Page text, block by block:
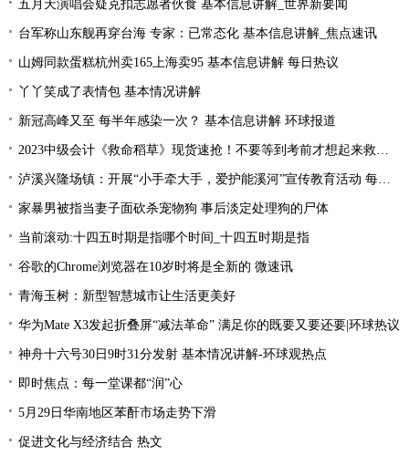
五月天演唱会疑克扣志愿者伙食 基本信息讲解_世界新要闻
台军称山东舰再穿台海 专家：已常态化 基本信息讲解_焦点速讯
山姆同款蛋糕杭州卖165上海卖95 基本信息讲解 每日热议
丫丫笑成了表情包 基本情况讲解
新冠高峰又至 每半年感染一次？ 基本信息讲解 环球报道
2023中级会计《救命稻草》现货速抢！不要等到考前才想起来救命稻草！
泸溪兴隆场镇：开展“小手牵大手，爱护能溪河”宣传教育活动 每日速读
家暴男被指当妻子面砍杀宠物狗 事后淡定处理狗的尸体
当前滚动:十四五时期是指哪个时间_十四五时期是指
谷歌的Chrome浏览器在10岁时将是全新的 微速讯
青海玉树：新型智慧城市让生活更美好
华为Mate X3发起折叠屏“减法革命” 满足你的既要又要还要|环球热议
神舟十六号30日9时31分发射 基本情况讲解-环球观热点
即时焦点：每一堂课都“润”心
5月29日华南地区苯酐市场走势下滑
促进文化与经济结合 热文